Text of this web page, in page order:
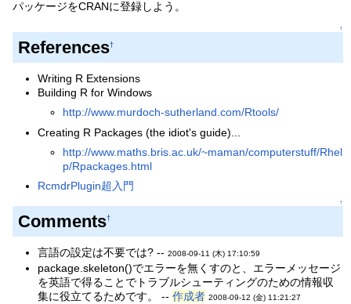
パッケージをCRANに登録しよう。
↑
References†
Writing R Extensions
Building R for Windows
http://www.murdoch-sutherland.com/Rtools/
Creating R Packages (the idiot's guide)...
http://www.maths.bris.ac.uk/~maman/computerstuff/Rhel
p/Rpackages.html
RcmdrPlugin超入門
↑
Comments†
言語の設定は不要では? --2008-09-11 (木) 17:10:59
package.skeleton()でエラーを無くすのと、エラーメッセージ
を英語で得ることでトラブルシューティングのための情報収
集に役立てるためです。 --作成者 2008-09-12 (金) 11:21:27